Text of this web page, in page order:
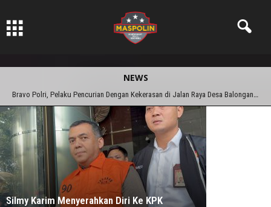
NEWS
Pembeli dan Penjual Sabu di Gisting Ditangkap Satresnarkoba Polres Tanggamus
Silmy Karim Menyerahkan Diri Ke KPK